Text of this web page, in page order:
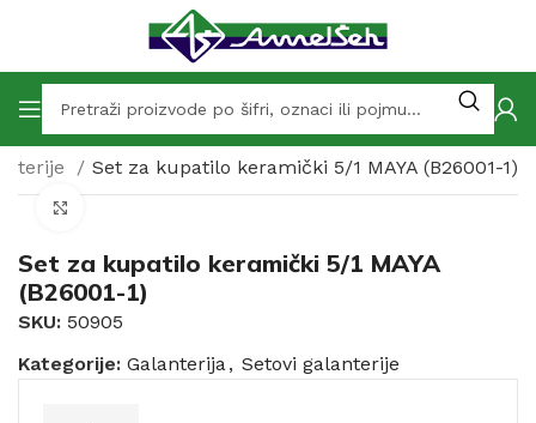
Set za kupatilo keramički 5/1 MAYA (B26001-1)
Set za kupatilo keramički 5/1 MAYA
(B26001-1)
SKU: 50905
Kategorije: Galanterija, Setovi galanterije